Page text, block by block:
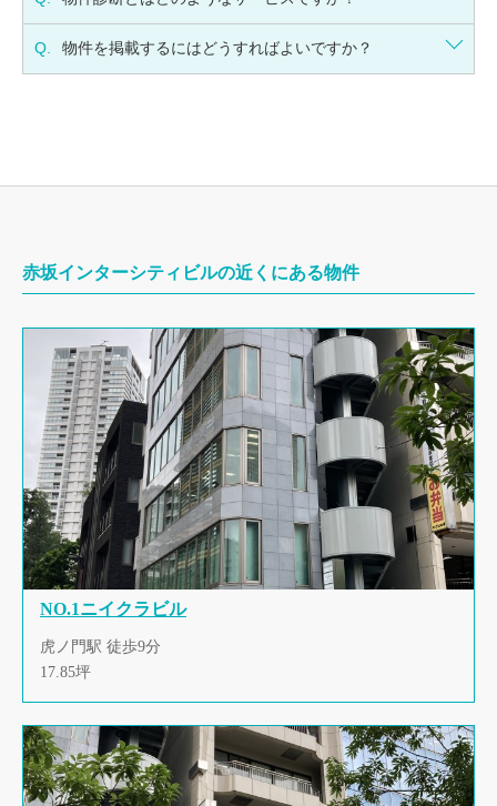
Q. 物件を掲載するにはどうすればよいですか？
赤坂インターシティビルの近くにある物件
NO.1ニイクラビル
虎ノ門駅 徒歩9分
17.85坪